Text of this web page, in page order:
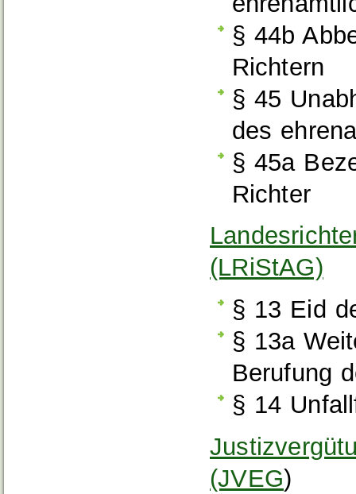
§ 44b
Richtern
§ 45
des
§ 45a
Richter
(LRiStAG)
§ 13 Eid
§ 13a
Berufung
§ 14
(JVEG)